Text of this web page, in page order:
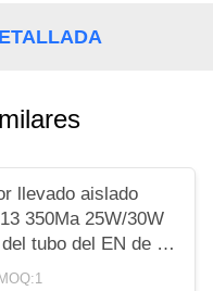
llevado aislado
350Ma 25W/30W
tubo del EN de la